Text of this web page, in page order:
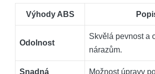
Výhody ABS
Odolnost
Skvělá pevnost a
nárazům.
Snadná
Možnost úpravy